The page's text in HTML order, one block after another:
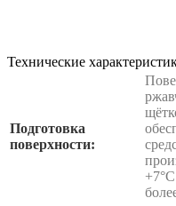
Технические
Подготовка
поверхности: